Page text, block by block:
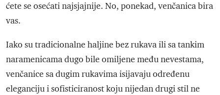
ćete se osećati najsjajnije. No, ponekad, venčanica bira
vas.
Iako su tradicionalne haljine bez rukava ili sa tankim
naramenicama dugo bile omiljene među nevestama,
venčanice sa dugim rukavima isijavaju određenu
eleganciju i sofisticiranost koju nijedan drugi stil ne